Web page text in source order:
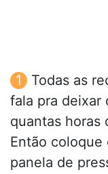
Todas as
fala pra deixar
quantas horas
Então
panela de